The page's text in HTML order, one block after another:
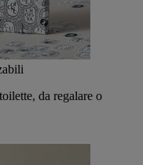
da regalare o